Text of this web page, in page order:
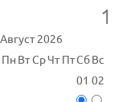
1
Август 2026
Пн ВтСрЧт ПтСбВс
01 02